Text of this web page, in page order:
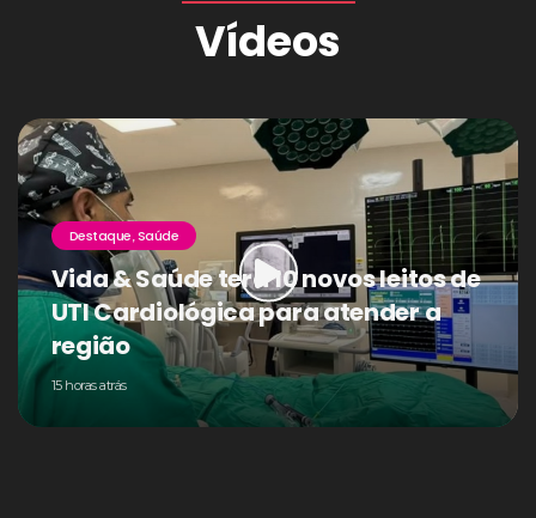
Vídeos
Destaque,Saúde
Vida & Saúde terá 10 novos leitos de
UTI Cardiológica para atender a
região
15 horas atrás